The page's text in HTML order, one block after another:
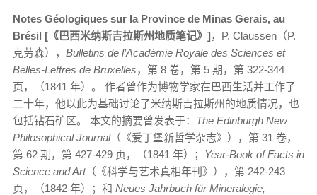
Notes Géologiques sur la Province de Minas Gerais, au
Brésil [《巴西米纳斯吉拉斯州地质笔记》]，P. Claussen（P.
克劳森）， Bulletins de l’Académie Royale des Sciences et
Belles-Lettres de Bruxelles，第 8 卷，第 5 期，第 322-344
页，（1841 年）。 作者曾作为博物学家在巴西生活并工作了
二十年，他以此为基础讨论了米纳斯吉拉斯州的地质情况，也
包括钻石矿区。 本文的摘要曾发表于： The Edinburgh New
Philosophical Journal（《爱丁堡新哲学杂志》），第 31 卷，
第 62 期，第 427-429 页，（1841 年）； Year-Book of Facts in
Science and Art（《科学与艺术真相年刊》），第 242-243
页，（1842 年）；和 Neues Jahrbuch für Mineralogie,